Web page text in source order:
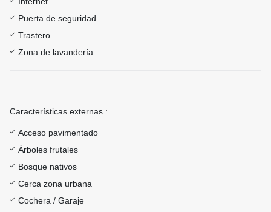
Puerta de seguridad
Trastero
Zona de lavandería
Características externas :
Acceso pavimentado
Árboles frutales
Bosque nativos
Cerca zona urbana
Cochera / Garaje